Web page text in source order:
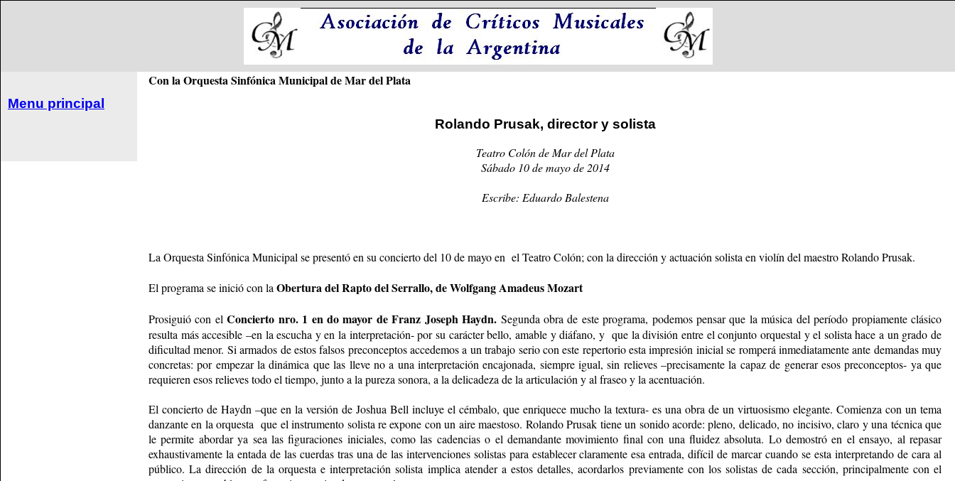
Menu principal
Con la Orquesta Sinfónica Municipal de Mar del Plata
Rolando Prusak, director y solista
Teatro Colón de Mar del Plata
Sábado 10 de mayo de 2014
Escribe: Eduardo Balestena
La Orquesta Sinfónica Municipal se presentó en su concierto del 10 de mayo en el Teatro Colón; con la dirección y actuación solista en violín del maestro Rolando Prusak.
El programa se inició con laOberturadel Rapto del Serrallo, de Wolfgang Amadeus Mozart
Prosiguió con elConcierto nro. 1 en do mayor de Franz Joseph Haydn. Segunda obra de este programa, podemos pensar que la música del período propiamente clásico
resulta más accesible –en la escucha y en la interpretación- por su carácter bello, amable y diáfano, y que la división entre el conjunto orquestal y el solista hace a un grado de
dificultad menor. Si armados de estos falsos preconceptos accedemos a un trabajo serio con este repertorio esta impresión inicial se romperá inmediatamente ante demandas muy
concretas: por empezar la dinámica que las lleve no a una interpretación encajonada, siempre igual, sin relieves –precisamente la capaz de generar esos preconceptos- ya que
requieren esos relieves todo el tiempo, junto a la pureza sonora, a la delicadeza de la articulación y al fraseo y la acentuación.
El concierto de Haydn –que en la versión de Joshua Bell incluye el cémbalo, que enriquece mucho la textura- es una obra de un virtuosismo elegante. Comienza con un tema
danzante en la orquesta que el instrumento solista re expone con un aire maestoso. Rolando Prusak tiene un sonido acorde: pleno, delicado, no incisivo, claro y una técnica que
le permite abordar ya sea las figuraciones iniciales, como las cadencias o el demandante movimiento final con una fluidez absoluta. Lo demostró en el ensayo, al repasar
exhaustivamente la entada de las cuerdas tras una de las intervenciones solistas para establecer claramente esa entrada, difícil de marcar cuando se esta interpretando de cara al
público. La dirección de la orquesta e interpretación solista implica atender a estos detalles, acordarlos previamente con los solistas de cada sección, principalmente con el